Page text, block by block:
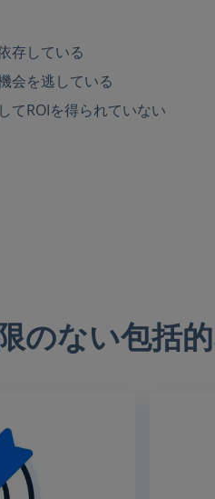
存している
会を逃している
てROIを得られていない
のない包括